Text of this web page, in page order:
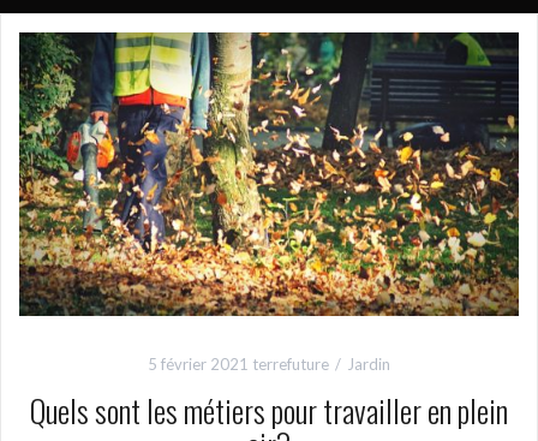
5 février 2021 terrefuture Jardin
Quels sont les métiers pour travailler en plein